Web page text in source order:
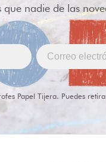
nadie de las
Papel Tijera. Puedes